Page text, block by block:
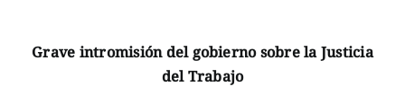
Grave intromisión del gobierno sobre la Justicia
del Trabajo